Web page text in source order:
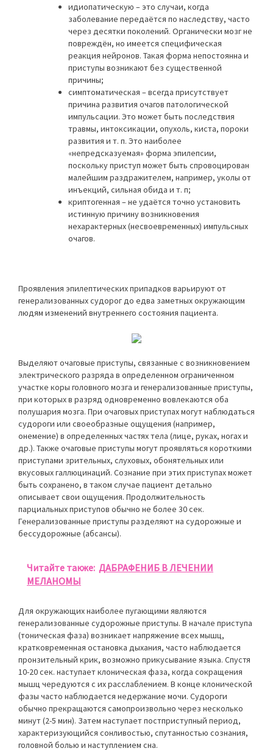
идиопатическую – это случаи, когда
заболевание передаётся по наследству, часто
через десятки поколений. Органически мозг не
повреждён, но имеется специфическая
реакция нейронов. Такая форма непостоянна и
приступы возникают без существенной
причины;
симптоматическая – всегда присутствует
причина развития очагов патологической
импульсации. Это может быть последствия
травмы, интоксикации, опухоль, киста, пороки
развития и т. п. Это наиболее
«непредсказуемая» форма эпилепсии,
поскольку приступ может быть спровоцирован
малейшим раздражителем, например, уколы от
инъекций, сильная обида и т. п;
криптогенная – не удаётся точно установить
истинную причину возникновения
нехарактерных (несвоевременных) импульсных
очагов.
Проявления эпилептических припадков варьируют от
генерализованных судорог до едва заметных окружающим
людям изменений внутреннего состояния пациента.
Выделяют очаговые приступы, связанные с возникновением
электрического разряда в определенном ограниченном
участке коры головного мозга и генерализованные приступы,
при которых в разряд одновременно вовлекаются оба
полушария мозга. При очаговых приступах могут наблюдаться
судороги или своеобразные ощущения (например,
онемение) в определенных частях тела (лице, руках, ногах и
др.). Также очаговые приступы могут проявляться короткими
приступами зрительных, слуховых, обонятельных или
вкусовых галлюцинаций. Сознание при этих приступах может
быть сохранено, в таком случае пациент детально
описывает свои ощущения. Продолжительность
парциальных приступов обычно не более 30 сек.
Генерализованные приступы разделяют на судорожные и
бессудорожные (абсансы).
Читайте также: ДАБРАФЕНИБ В ЛЕЧЕНИИ
МЕЛАНОМЫ
Для окружающих наиболее пугающими являются
генерализованные судорожные приступы. В начале приступа
(тоническая фаза) возникает напряжение всех мышц,
кратковременная остановка дыхания, часто наблюдается
пронзительный крик, возможно прикусывание языка. Спустя
10-20 сек. наступает клоническая фаза, когда сокращения
мышц чередуются с их расслаблением. В конце клонической
фазы часто наблюдается недержание мочи. Судороги
обычно прекращаются самопроизвольно через несколько
минут (2-5 мин). Затем наступает постприступный период,
характеризующийся сонливостью, спутанностью сознания,
головной болью и наступлением сна.